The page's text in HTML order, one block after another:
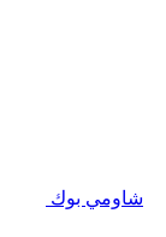
شاومي بوك